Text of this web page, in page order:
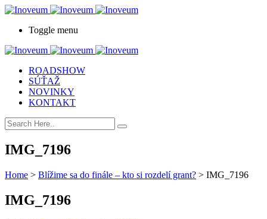
Toggle menu
ROADSHOW
SÚŤAŽ
NOVINKY
KONTAKT
IMG_7196
Home > Blížime sa do finále – kto si rozdelí grant? > IMG_7196
IMG_7196